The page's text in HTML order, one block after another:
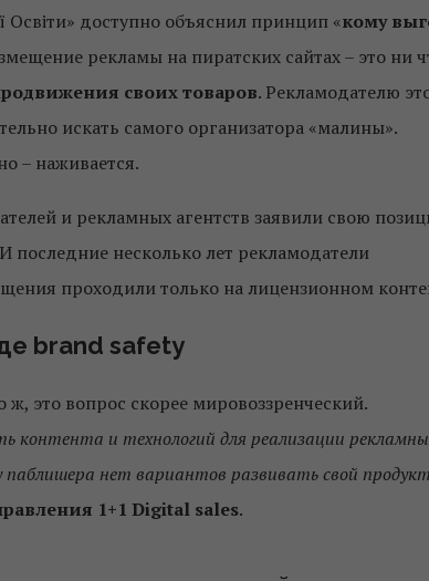
Освіти» доступно объяснил принцип «кому
рекламы на пиратских сайтах – это ни
своих товаров. Рекламодателю
искать самого организатора «малины».
– наживается.
и рекламных агентств заявили свою
последние несколько лет рекламодатели
проходили только на лицензионном
brand safety
это вопрос скорее мировоззренческий.
и технологий для реализации
нет вариантов развивать свой продукт
1+1 Digital sales.